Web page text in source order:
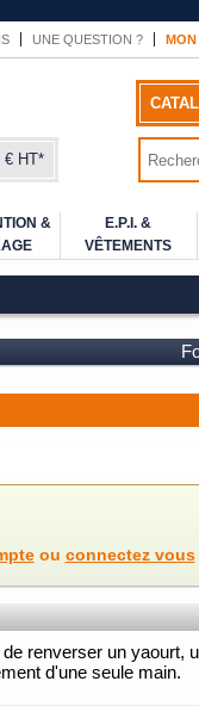
UNE QUESTION ? MON
€ HT*
&
E.P.I. &
VÊTEMENTS
ou connectez vous
renverser un yaourt,
d'une seule main.